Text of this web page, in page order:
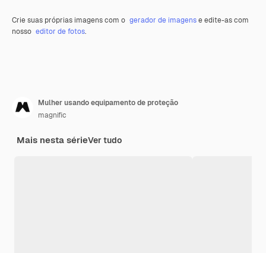
Crie suas próprias imagens com o gerador de imagense edite-as com
nosso editor de fotos.
Mulher usando equipamento de proteção
magnific
Mais nesta sérieVer tudo